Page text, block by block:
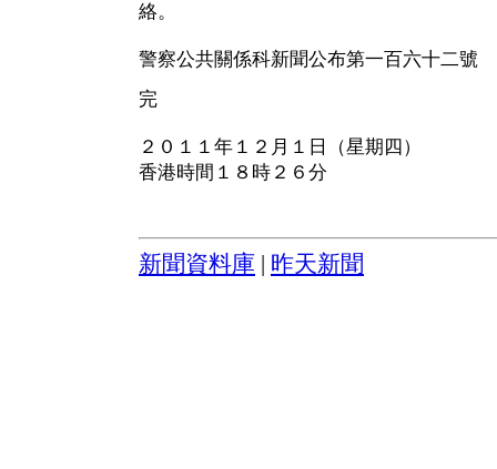
絡。
警察公共關係科新聞公布第一百六十二號
完
２０１１年１２月１日（星期四）
香港時間１８時２６分
新聞資料庫 昨天新聞